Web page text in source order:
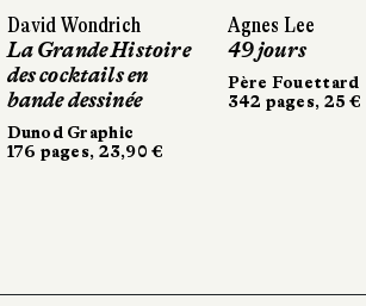
David Wondrich
La Grande Histoire
des cocktails en
bande dessinée
Dunod Graphic
176 pages, 23,90 €
Agnes Lee
49 jours
Père Fouettard
342 pages, 25 €